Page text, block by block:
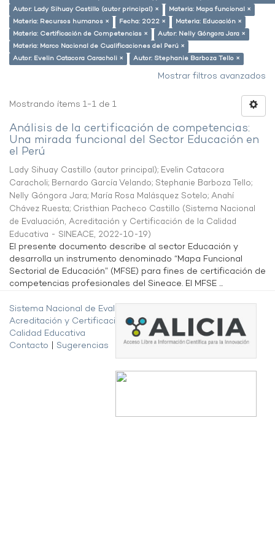
Autor: Lady Sihuay Castillo (autor principal) ×
Materia: Mapa funcional ×
Materia: Recursos humanos ×
Fecha: 2022 ×
Materia: Educación ×
Materia: Certificación de Competencias ×
Autor: Nelly Góngora Jara ×
Materia: Marco Nacional de Cualificaciones del Perú ×
Autor: Evelin Catacora Caracholi ×
Autor: Stephanie Barboza Tello ×
Mostrar filtros avanzados
Mostrando ítems 1-1 de 1
Análisis de la certificación de competencias:
Una mirada funcional del Sector Educación en
el Perú
Lady Sihuay Castillo (autor principal); Evelin Catacora
Caracholi; Bernardo García Velando; Stephanie Barboza Tello;
Nelly Góngora Jara; María Rosa Malásquez Sotelo; Anahí
Chávez Ruesta; Cristhian Pacheco Castillo (Sistema Nacional
de Evaluación, Acreditación y Certificación de la Calidad
Educativa - SINEACE, 2022-10-19)
El presente documento describe al sector Educación y
desarrolla un instrumento denominado “Mapa Funcional
Sectorial de Educación” (MFSE) para fines de certificación de
competencias profesionales del Sineace. El MFSE ...
Sistema Nacional de Evaluación,
Acreditación y Certificación de la
Calidad Educativa
Contacto
Sugerencias